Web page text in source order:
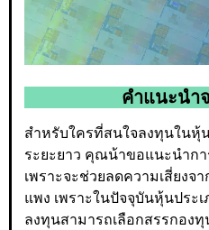
คำแนะนำ
สำหรับใครที่สนใจลงทุนในหุ้
ระยะยาว คุณน้าขอแนะนำก
เพราะจะช่วยลดความเสี่ยงจ
แพง เพราะในปัจจุบันหุ้นประ
ลงทุนสามารถเลือกสรรกอง